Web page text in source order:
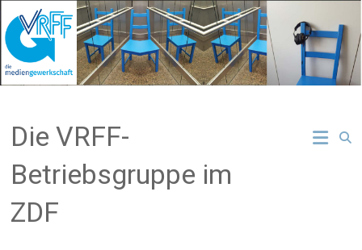
Inhalt
springen
Die VRFF-
Betriebsgruppe im
ZDF